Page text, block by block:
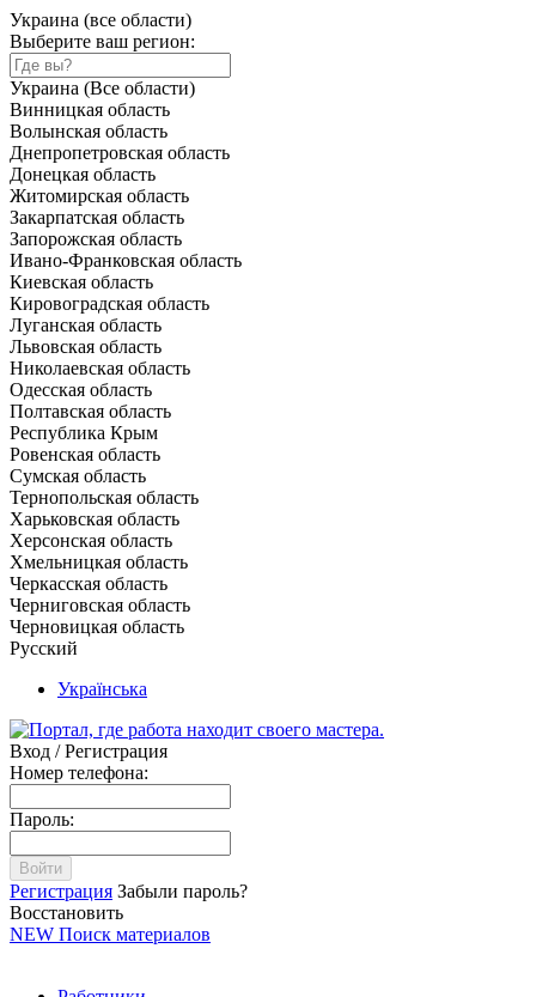
Украина (все области)
Выберите ваш регион:
Украина (Все области)
Винницкая область
Волынская область
Днепропетровская область
Донецкая область
Житомирская область
Закарпатская область
Запорожская область
Ивано-Франковская область
Киевская область
Кировоградская область
Луганская область
Львовская область
Николаевская область
Одесская область
Полтавская область
Республика Крым
Ровенская область
Сумская область
Тернопольская область
Харьковская область
Херсонская область
Хмельницкая область
Черкасская область
Черниговская область
Черновицкая область
Русский
Українська
Вход / Регистрация
Номер телефона:
Пароль:
Войти
Регистрация Забыли пароль?
Восстановить
NEW Поиск материалов